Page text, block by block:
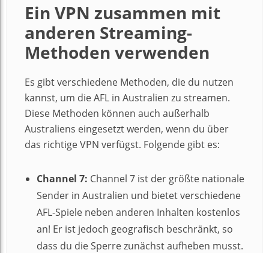
Ein VPN zusammen mit
anderen Streaming-
Methoden verwenden
Es gibt verschiedene Methoden, die du nutzen
kannst, um die AFL in Australien zu streamen.
Diese Methoden können auch außerhalb
Australiens eingesetzt werden, wenn du über
das richtige VPN verfügst. Folgende gibt es:
Channel 7: Channel 7 ist der größte nationale
Sender in Australien und bietet verschiedene
AFL-Spiele neben anderen Inhalten kostenlos
an! Er ist jedoch geografisch beschränkt, so
dass du die Sperre zunächst aufheben musst.